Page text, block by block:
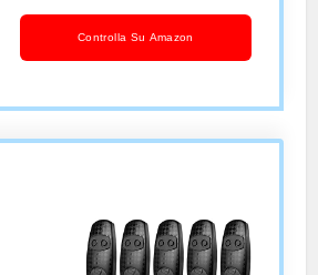
Controlla Su Amazon